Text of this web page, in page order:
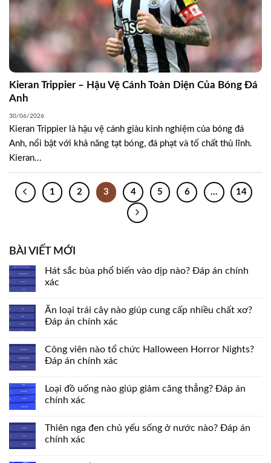
Kieran Trippier – Hậu Vệ Cánh Toàn Diện Của Bóng Đá
Anh
30/06/2026
Kieran Trippier là hậu vệ cánh giàu kinh nghiệm của bóng đá
Anh, nổi bật với khả năng tạt bóng, đá phạt và tố chất thủ lĩnh.
Kieran...
1 2 3 4 5 6 … 14
BÀI VIẾT MỚI
Hát sắc bùa phổ biến vào dịp nào? Đáp án chính
xác
Ăn loại trái cây nào giúp cung cấp nhiều chất xơ?
Đáp án chính xác
Công viên nào tổ chức Halloween Horror Nights?
Đáp án chính xác
Loại đồ uống nào giúp giảm căng thẳng? Đáp án
chính xác
Thiên nga đen chủ yếu sống ở nước nào? Đáp án
chính xác